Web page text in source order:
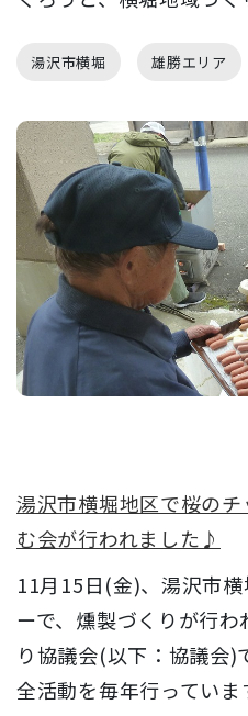
湯沢市横堀 雄勝エリア
湯沢市横堀地区で桜の
む会が行われました♪
11月15日(金)、湯沢市
ーで、燻製づくりが行
り協議会(以下：協議会)
全活動を毎年行ってい